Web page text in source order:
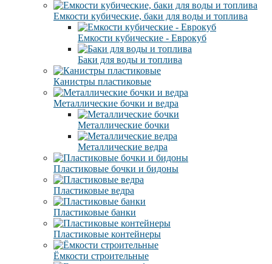
Емкости кубические, баки для воды и топлива
Емкости кубические - Еврокуб
Баки для воды и топлива
Канистры пластиковые
Металлические бочки и ведра
Металлические бочки
Металлические ведра
Пластиковые бочки и бидоны
Пластиковые ведра
Пластиковые банки
Пластиковые контейнеры
Ёмкости строительные